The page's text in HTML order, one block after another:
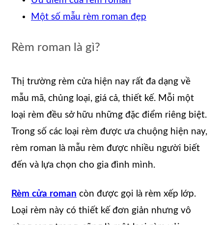
Một số mẫu rèm roman đẹp
Rèm roman là gì?
Thị trường rèm cửa hiện nay rất đa dạng về
mẫu mã, chủng loại, giá cả, thiết kế. Mỗi một
loại rèm đều sở hữu những đặc điểm riêng biệt.
Trong số các loại rèm được ưa chuộng hiện nay,
rèm roman là mẫu rèm được nhiều người biết
đến và lựa chọn cho gia đình mình.
Rèm cửa roman còn được gọi là rèm xếp lớp.
Loại rèm này có thiết kế đơn giản nhưng vô